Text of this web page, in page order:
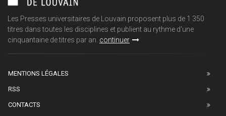
Les Presses universitaires de Louvain proposent plus de 1 350
titres dans toutes les disciplines et publient au rythme d'une
cinquantaine de titres par an. continuer
MENTIONS LÉGALES
RSS
CONTACTS